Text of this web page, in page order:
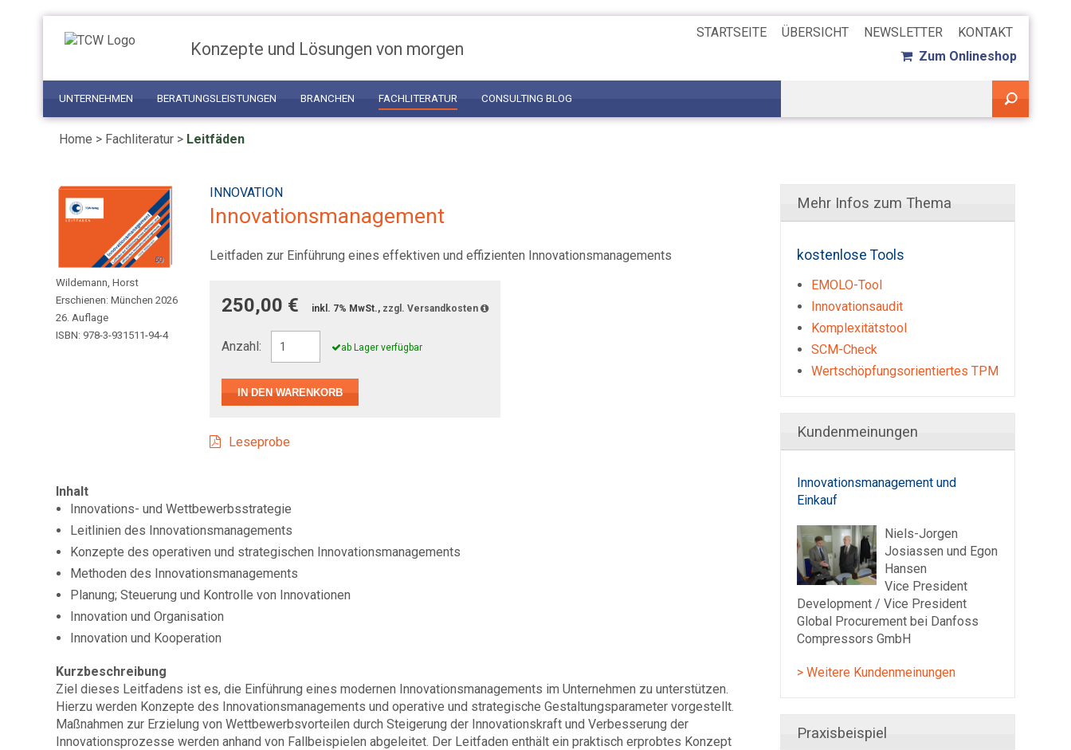
UNTERNEHMEN BERATUNGSLEISTUNGEN BRANCHEN FACHLITERATUR CONSULTING BLOG
Konzepte und Lösungen von morgen
STARTSEITE ÜBERSICHT NEWSLETTER
KONTAKT
Zum Onlineshop
Home > Fachliteratur > Leitfäden
Wildemann, Horst
Erschienen: München 2026
26. Auflage
ISBN: 978-3-931511-94-4
INNOVATION
Innovationsmanagement
Leitfaden zur Einführung eines effektiven und effizienten Innovationsmanagements
250,00 € inkl. 7% MwSt., zzgl. Versandkosten
Anzahl: ab Lager verfügbar
Leseprobe
Inhalt
Innovations- und Wettbewerbsstrategie
Leitlinien des Innovationsmanagements
Konzepte des operativen und strategischen Innovationsmanagements
Methoden des Innovationsmanagements
Planung; Steuerung und Kontrolle von Innovationen
Innovation und Organisation
Innovation und Kooperation
Kurzbeschreibung
Ziel dieses Leitfadens ist es, die Einführung eines modernen Innovationsmanagements im Unternehmen zu unterstützen.
Hierzu werden Konzepte des Innovationsmanagements und operative und strategische Gestaltungsparameter vorgestellt.
Maßnahmen zur Erzielung von Wettbewerbsvorteilen durch Steigerung der Innovationskraft und Verbesserung der
Innovationsprozesse werden anhand von Fallbeispielen abgeleitet. Der Leitfaden enthält ein praktisch erprobtes Konzept
Mehr Infos zum Thema
kostenlose Tools
EMOLO-Tool
Innovationsaudit
Komplexitätstool
SCM-Check
Wertschöpfungsorientiertes TPM
Kundenmeinungen
Innovationsmanagement und
Einkauf
Niels-Jorgen
Josiassen und Egon
Hansen
Vice President
Development / Vice President
Global Procurement bei Danfoss
Compressors GmbH
> Weitere Kundenmeinungen
Praxisbeispiel